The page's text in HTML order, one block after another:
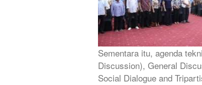
Sementara itu, agenda
Discussion), General
Social Dialogue and